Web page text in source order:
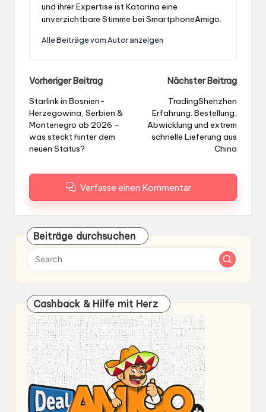
und ihrer Expertise ist Katarina eine
unverzichtbare Stimme bei SmartphoneAmigo.
Alle Beiträge vom Autor anzeigen
Post
navigation
Vorheriger Beitrag
Starlink in Bosnien-
Herzegowina, Serbien &
Montenegro ab 2026 –
was steckt hinter dem
neuen Status?
Nächster Beitrag
TradingShenzhen
Erfahrung: Bestellung,
Abwicklung und extrem
schnelle Lieferung aus
China
Verfasse einen Kommentar
Beiträge durchsuchen
Cashback & Hilfe mit Herz